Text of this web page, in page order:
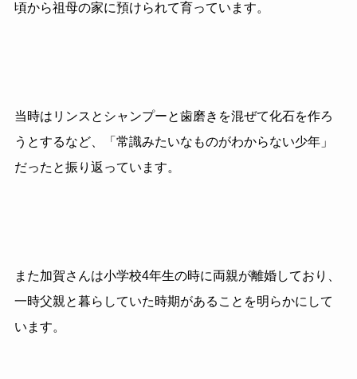
頃から祖母の家に預けられて育っています。
当時はリンスとシャンプーと歯磨きを混ぜて化石を作ろ
うとするなど、「常識みたいなものがわからない少年」
だったと振り返っています。
また加賀さんは小学校4年生の時に両親が離婚しており、
一時父親と暮らしていた時期があることを明らかにして
います。